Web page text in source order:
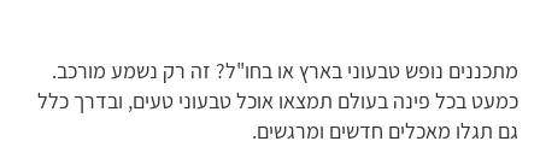
מתכננים נופש טבעוני בארץ או בחו"ל? זה רק נשמע מורכב.
כמעט בכל פינה בעולם תמצאו אוכל טבעוני טעים, ובדרך כלל
גם תגלו מאכלים חדשים ומרגשים.